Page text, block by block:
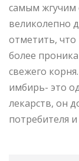
самым жгучим
великолепно
отметить,
более
свежего
имбирь- это
лекарств, он
потребителя